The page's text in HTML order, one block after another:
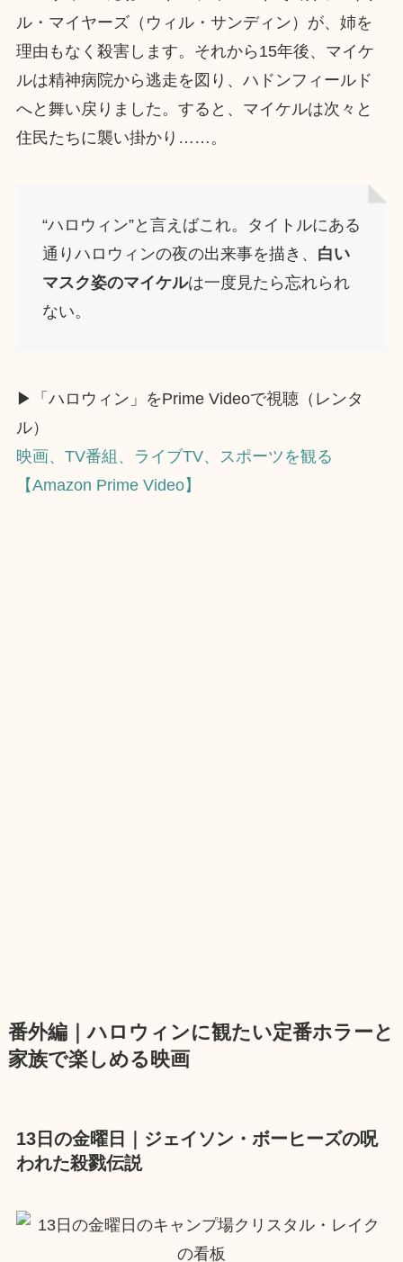
ル・マイヤーズ（ウィル・サンディン）が、姉を
理由もなく殺害します。それから15年後、マイケ
ルは精神病院から逃走を図り、ハドンフィールド
へと舞い戻りました。すると、マイケルは次々と
住民たちに襲い掛かり……。
“ハロウィン”と言えばこれ。タイトルにある
通りハロウィンの夜の出来事を描き、 白い
マスク姿のマイケルは一度見たら忘れられ
ない。
▶︎「ハロウィン」をPrime Videoで視聴（レンタ
ル）
映画、TV番組、ライブTV、スポーツを観る
【Amazon Prime Video】
番外編｜ハロウィンに観たい定番ホラーと
家族で楽しめる映画
13日の金曜日｜ジェイソン・ボーヒーズの呪
われた殺戮伝説